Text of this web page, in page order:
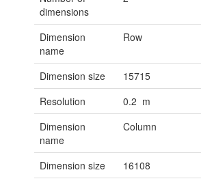
dimensions
Dimension
name
Row
Dimension size
15715
Resolution
0.2 m
Dimension
name
Column
Dimension size
16108